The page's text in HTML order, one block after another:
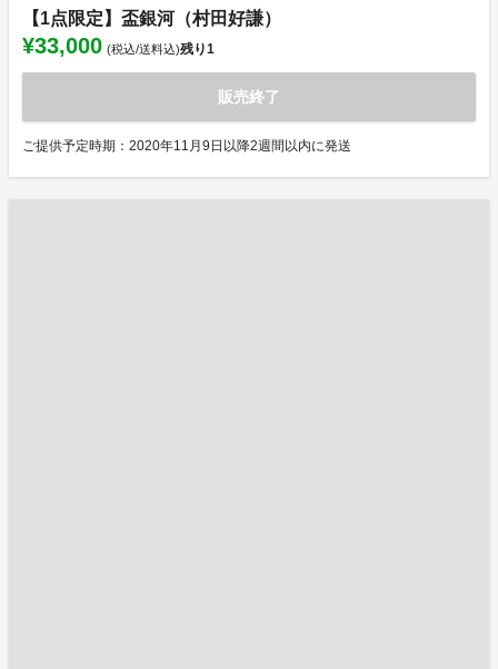
【1点限定】盃銀河（村田好謙）
¥33,000 (税込/送料込)残り1
販売終了
ご提供予定時期：2020年11月9日以降2週間以内に発送